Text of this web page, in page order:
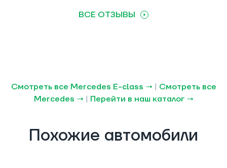
ВСЕ ОТЗЫВЫ
Смотреть все Mercedes E-class → | Смотреть все
Mercedes → | Перейти в наш каталог →
Похожие автомобили